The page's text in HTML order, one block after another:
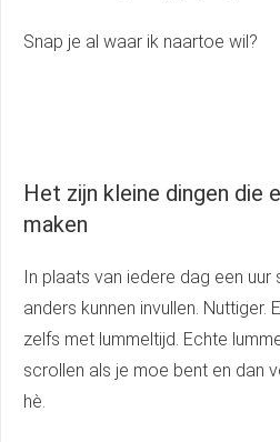
Snap je al waar ik naartoe wil?
Het zijn kleine dingen die
maken
In plaats van iedere dag een uur
anders kunnen invullen.
zelfs met lummeltijd. Echte
scrollen als je moe bent en dan
hè.